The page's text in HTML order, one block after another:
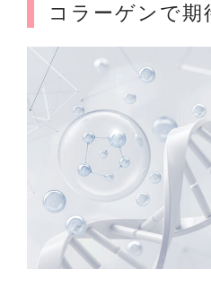
コラーゲンで期